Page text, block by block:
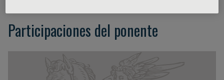
Participaciones del ponente